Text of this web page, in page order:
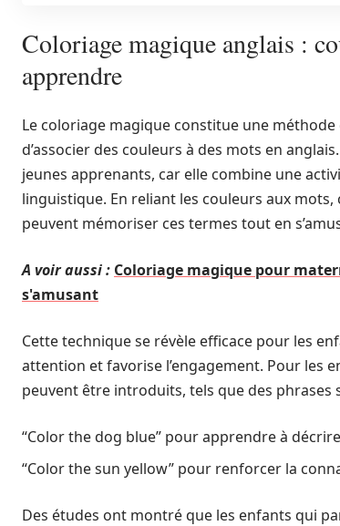
Coloriage magique anglais :
apprendre
Le coloriage magique constitue une
d’associer des couleurs à des mots en
jeunes apprenants, car elle combine une
linguistique. En reliant les couleurs aux mots,
peuvent mémoriser ces termes tout en
A voir aussi : Coloriage magique pour
s'amusant
Cette technique se révèle efficace pour les
attention et favorise l’engagement. Pour les
peuvent être introduits, tels que des phrases
“Color the dog blue” pour apprendre à
“Color the sun yellow” pour renforcer la
Des études ont montré que les enfants qui